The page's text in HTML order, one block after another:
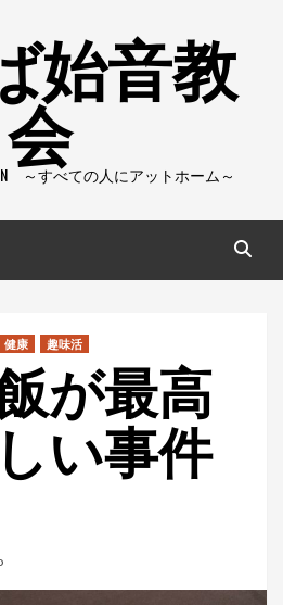
始音教
会～すべての人にアットホーム～
健康 趣味活
が最高
い事件